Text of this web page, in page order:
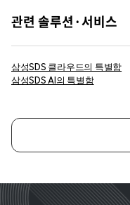
관련 솔루션·서비스
삼성SDS 클라우드의 특별함
삼성SDS AI의 특별함